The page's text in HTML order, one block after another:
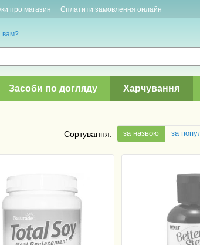
про магазин
Сплатити замовлення онлайн
вам?
Засоби по догляду Харчування
Сортування: за назвою за